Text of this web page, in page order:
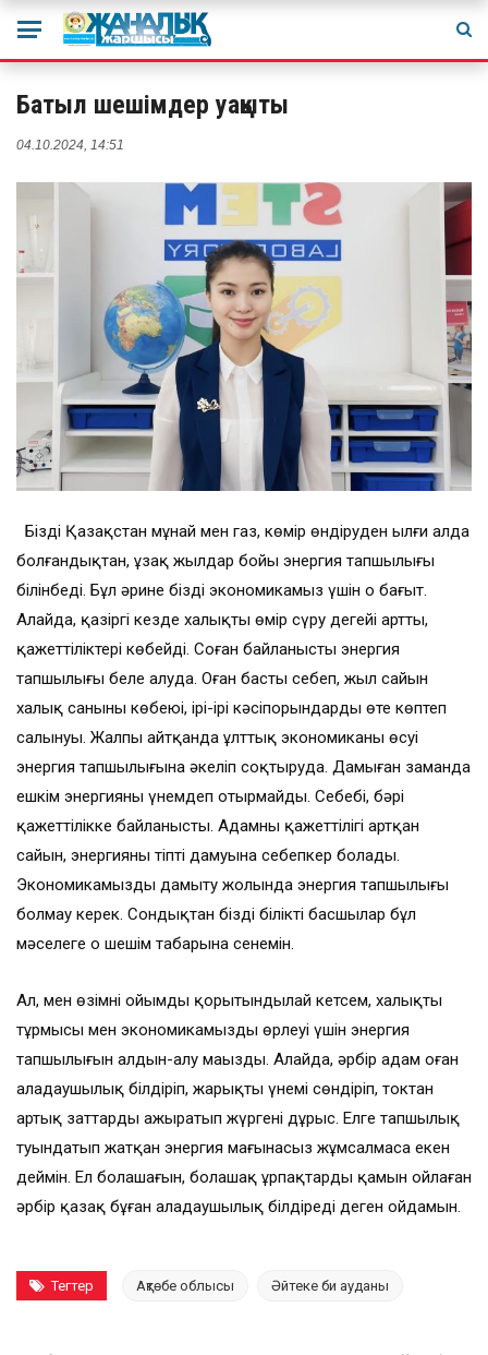
Батыл шешімдер уақыты
04.10.2024, 14:51
Біздің Қазақстан мұнай мен газ, көмір өндіруден ылғи алда
болғандықтан, ұзақ жылдар бойы энергия тапшылығы
білінбеді. Бұл әрине біздің экономикамыз үшін оң бағыт.
Алайда, қазіргі кезде халықтың өмір сүру деңгейі артты,
қажеттіліктері көбейді. Соған байланысты энергия
тапшылығы белең алуда. Оған басты себеп, жыл сайын
халық санының көбеюі, ірі-ірі кәсіпорындардың өте көптеп
салынуы. Жалпы айтқанда ұлттық экономиканың өсуі
энергия тапшылығына әкеліп соқтыруда. Дамыған заманда
ешкім энергияны үнемдеп отырмайды. Себебі, бәрі
қажеттілікке байланысты. Адамның қажеттілігі артқан
сайын, энергияның тіпті дамуына себепкер болады.
Экономикамызды дамыту жолында энергия тапшылығы
болмау керек. Сондықтан біздің білікті басшылар бұл
мәселеге оң шешім табарына сенемін.
Ал, мен өзімнің ойымды қорытындылай кетсем, халықтың
тұрмысы мен экономикамыздың өрлеуі үшін энергия
тапшылығын алдын-алу маңызды. Алайда, әрбір адам оған
алаңдаушылық білдіріп, жарықты үнемі сөндіріп, токтан
артық заттарды ажыратып жүргені дұрыс. Елге тапшылық
туындатып жатқан энергия мағынасыз жұмсалмаса екен
деймін. Ел болашағын, болашақ ұрпақтардың қамын ойлаған
әрбір қазақ бұған алаңдаушылық білдіреді деген ойдамын.
Тегтер Ақтөбе облысы Әйтеке би ауданы